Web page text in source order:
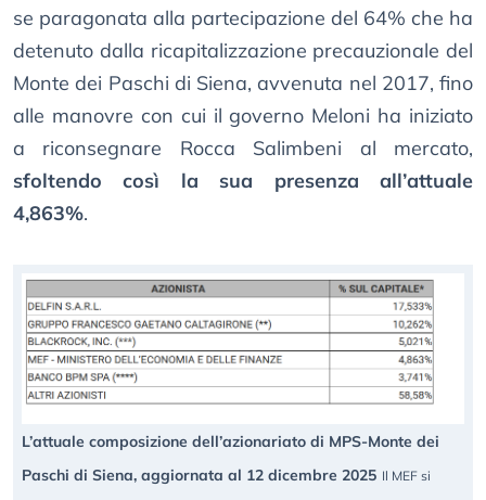
se paragonata alla partecipazione del 64% che ha
detenuto dalla ricapitalizzazione precauzionale del
Monte dei Paschi di Siena, avvenuta nel 2017, fino
alle manovre con cui il governo Meloni ha iniziato
a riconsegnare Rocca Salimbeni al mercato,
sfoltendo così la sua presenza all’attuale
4,863%.
L’attuale composizione dell’azionariato di MPS-Monte dei
Paschi di Siena, aggiornata al 12 dicembre 2025 Il MEF si